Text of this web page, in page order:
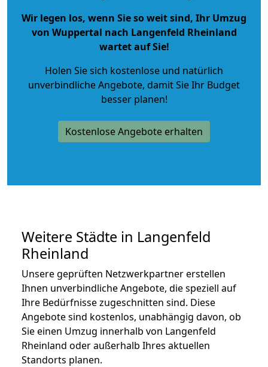
Wir legen los, wenn Sie so weit sind, Ihr Umzug
von Wuppertal nach Langenfeld Rheinland
wartet auf Sie!
Holen Sie sich kostenlose und natürlich
unverbindliche Angebote, damit Sie Ihr Budget
besser planen!
Kostenlose Angebote erhalten
Weitere Städte in Langenfeld
Rheinland
Unsere geprüften Netzwerkpartner erstellen
Ihnen unverbindliche Angebote, die speziell auf
Ihre Bedürfnisse zugeschnitten sind. Diese
Angebote sind kostenlos, unabhängig davon, ob
Sie einen Umzug innerhalb von Langenfeld
Rheinland oder außerhalb Ihres aktuellen
Standorts planen.